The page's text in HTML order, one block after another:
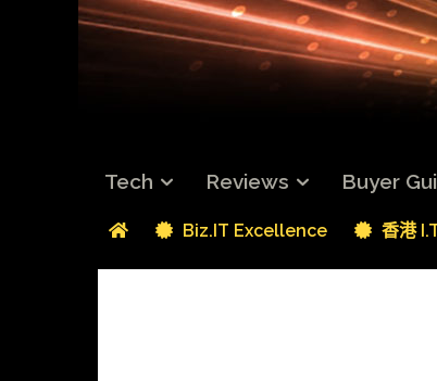
Tech Reviews Buyer
Biz.IT Excellence 香港